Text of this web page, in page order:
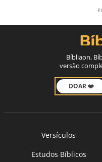
Bíbliaon,
versão
DOAR ❤️
Versículos
Estudos Bíblicos